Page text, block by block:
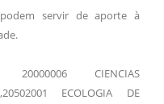
servir de aporte à
20000006 CIENCIAS
ECOLOGIA DE